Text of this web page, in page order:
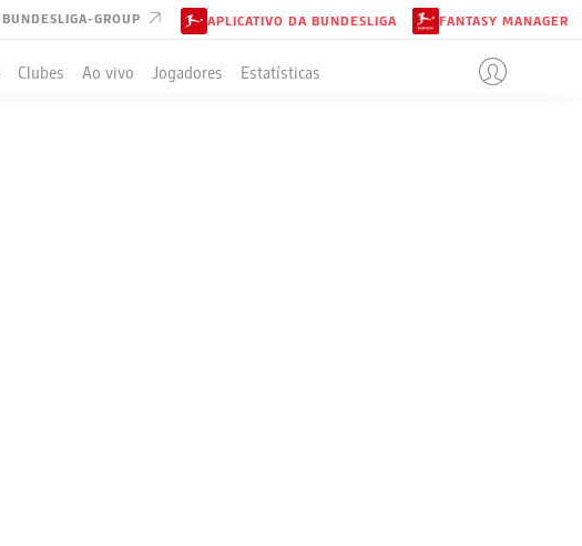
BUNDESLIGA-GROUP APLICATIVO DA BUNDESLIGA FANTASY MANAGER
Clubes Ao vivo Jogadores Estatísticas